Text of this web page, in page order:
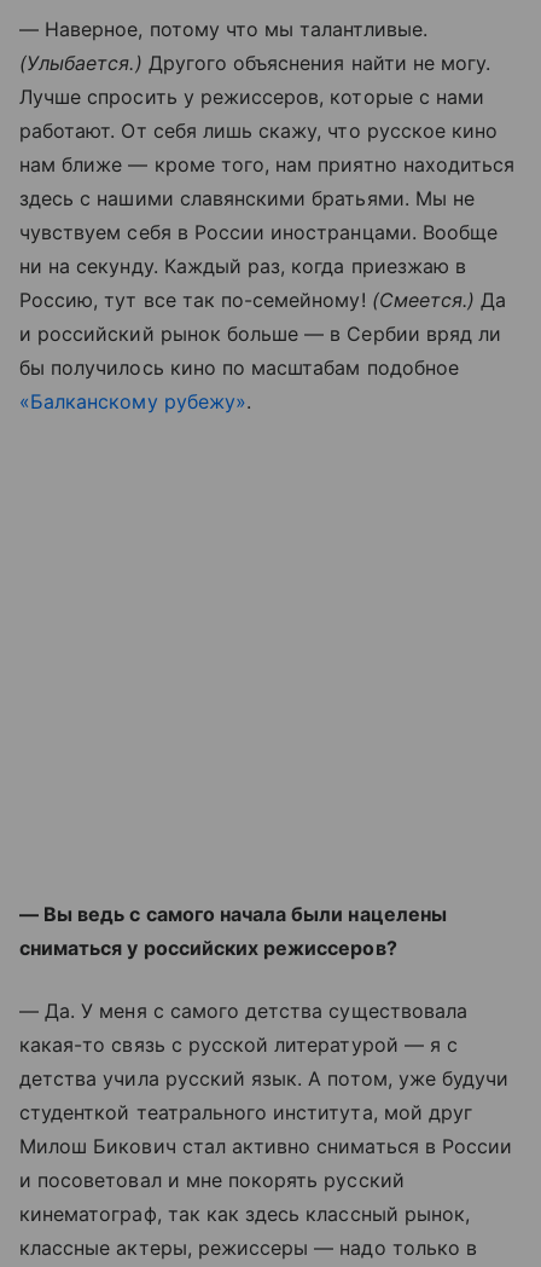
— Наверное, потому что мы талантливые.
(Улыбается.) Другого объяснения найти не могу.
Лучше спросить у режиссеров, которые с нами
работают. От себя лишь скажу, что русское кино
нам ближе — кроме того, нам приятно находиться
здесь с нашими славянскими братьями. Мы не
чувствуем себя в России иностранцами. Вообще
ни на секунду. Каждый раз, когда приезжаю в
Россию, тут все так по-семейному! (Смеется.) Да
и российский рынок больше — в Сербии вряд ли
бы получилось кино по масштабам подобное
«Балканскому рубежу».
— Вы ведь с самого начала были нацелены
сниматься у российских режиссеров?
— Да. У меня с самого детства существовала
какая-то связь с русской литературой — я с
детства учила русский язык. А потом, уже будучи
студенткой театрального института, мой друг
Милош Бикович стал активно сниматься в России
и посоветовал и мне покорять русский
кинематограф, так как здесь классный рынок,
классные актеры, режиссеры — надо только в